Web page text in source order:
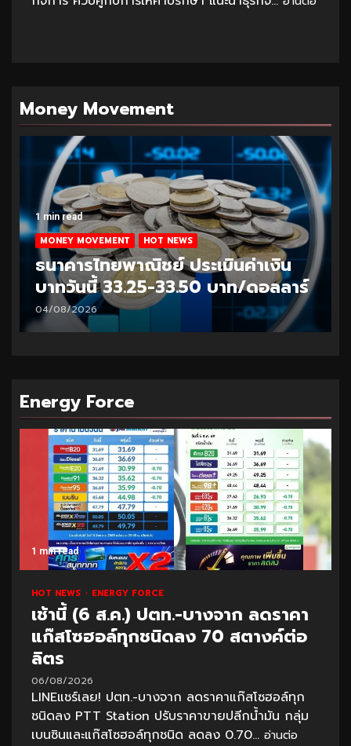
Money Movement
1 min read
MONEY MOVEMENT HOT NEWS
ธนาคารไทยพาณิชย์ ประเมินค่าเงิน
บาทวันนี้ 33.25-33.50 บาท/ดอลลาร์
04/08/2026
Energy Force
1 min read
HOT NEWS ENERGY FORCE
เช้านี้ (6 ส.ค.) ปตท.-บางจาก ลดราคา
แก๊สโซฮอล์ทุกชนิดลง 70 สตางค์ต่อ
ลิตร
06/08/2026
LINEแชร์เลย! ปตท.-บางจาก ลดราคาแก๊สโซฮอล์ทุก
ชนิดลง PTT Station ปรับราคาขายปลีกน้ำมัน กลุ่ม
เบนซินและแก๊สโซฮอล์ทุกชนิด ลดลง 0.70... อ่านต่อ